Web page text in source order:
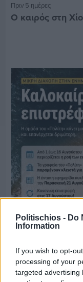
Politischios - Do
Information
If you wish to opt-
processing of your
targeted advertising
Πριν 5 ημέρες
Ο καιρός στη
Πριν 8 ημέρες
ομάδα του